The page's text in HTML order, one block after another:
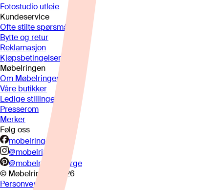
Fotostudio utleie
Kundeservice
Ofte stilte spørsmål
Bytte og retur
Reklamasjon
Kjøpsbetingelser
Møbelringen
Om Møbelringen
Våre butikker
Ledige stillinger
Presserom
Merker
Følg oss
mobelringen.no
@mobelringen
@mobelringennorge
© Møbelringen
2026
Personvern